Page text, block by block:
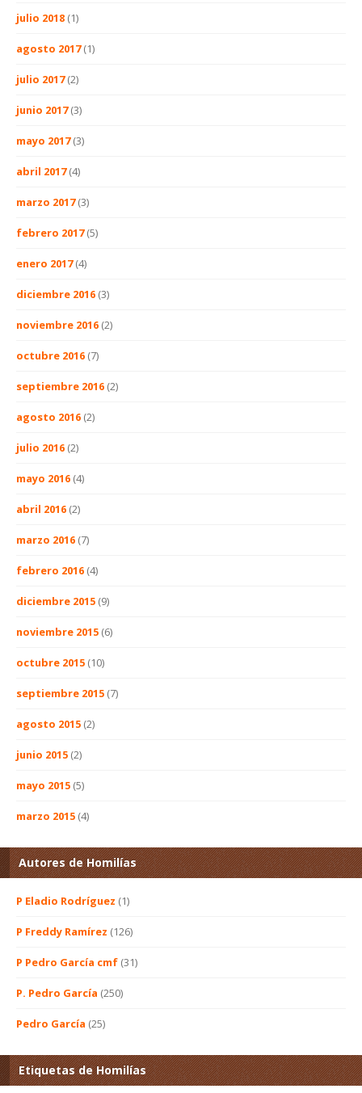
julio 2018 (1)
agosto 2017(1)
julio 2017(2)
junio 2017(3)
mayo 2017(3)
abril 2017(4)
marzo 2017(3)
febrero 2017(5)
enero 2017(4)
diciembre 2016 (3)
noviembre 2016 (2)
octubre 2016 (7)
septiembre 2016 (2)
agosto 2016 (2)
julio 2016 (2)
mayo 2016 (4)
abril 2016 (2)
marzo 2016 (7)
febrero 2016 (4)
diciembre 2015 (9)
noviembre 2015 (6)
octubre 2015 (10)
septiembre 2015 (7)
agosto 2015 (2)
junio 2015 (2)
mayo 2015 (5)
marzo 2015 (4)
Autores de Homilías
P Eladio Rodríguez (1)
P Freddy Ramírez (126)
P Pedro García cmf (31)
P. Pedro García (250)
Pedro García (25)
Etiquetas de Homilías